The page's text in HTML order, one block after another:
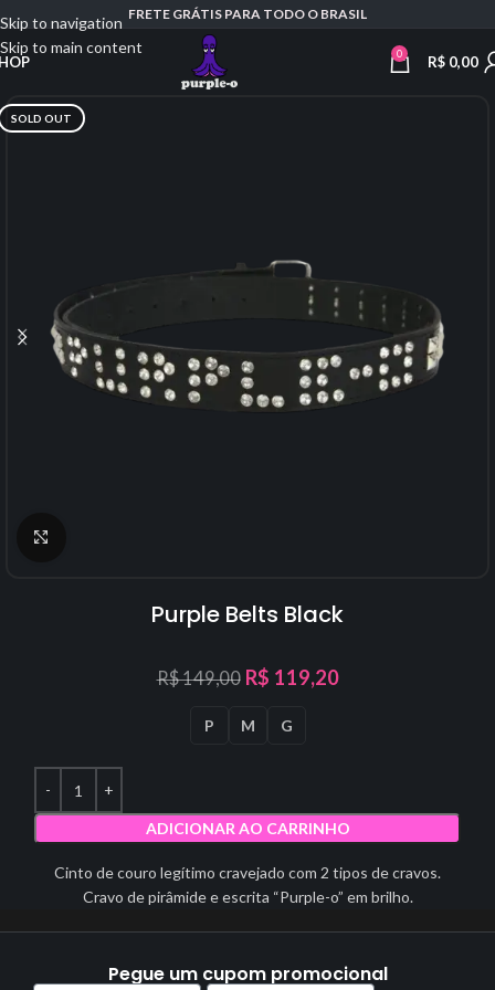
Skip to navigation
Skip to main content
FRETE GRÁTIS PARA TODO O BRASIL
0 R$0,00
SOLD OUT
Purple Belts Black
R$149,00 R$ 119,20
Cinto de couro legítimo cravejado com 2 tipos de cravos.
Cravo de pirâmide e escrita “Purple-o” em brilho.
P M G
ADICIONAR AO CARRINHO
Pegue um cupom promocional